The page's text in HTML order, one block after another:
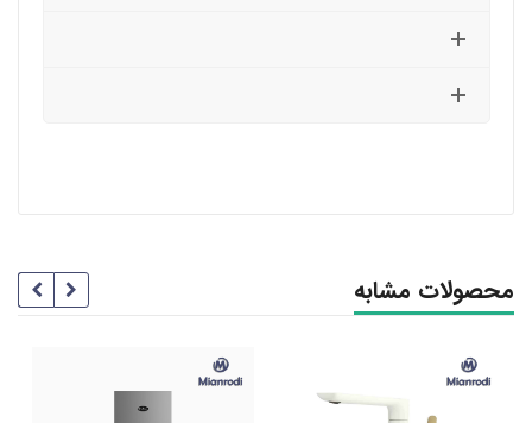
محصولات مشابه